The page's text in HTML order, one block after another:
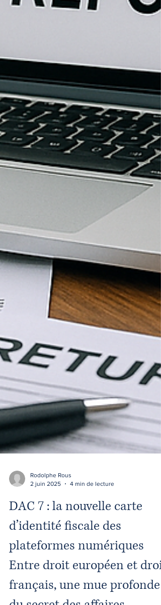
Rodolphe Rous
2 juin 2025
4 min de lecture
DAC 7 : la nouvelle carte
d’identité fiscale des
plateformes numériques
Entre droit européen et droit